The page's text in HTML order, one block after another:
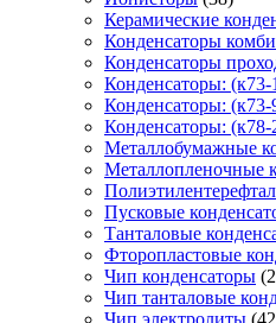
Керамические
Конденсаторы
Конденсаторы
Конденсаторы: (к73-
Конденсаторы: (к73-
Конденсаторы: (к78-
Металлобумажные
Металлопленочные
Пусковые
Танталовые
Фторопластовые
Чип конденсаторы
Чип танталовые
Чип электролиты